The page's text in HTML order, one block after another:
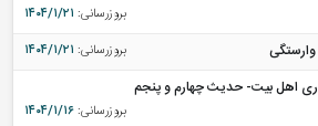
بروزرسانی: ۱۴۰۴/۱/۲۱
وارستگی بروزرسانی: ۱۴۰۴/۱/۲۱
اهل بیت- حدیث چهارم و پنجم
بروزرسانی:۱۴۰۴/۱/۱۶